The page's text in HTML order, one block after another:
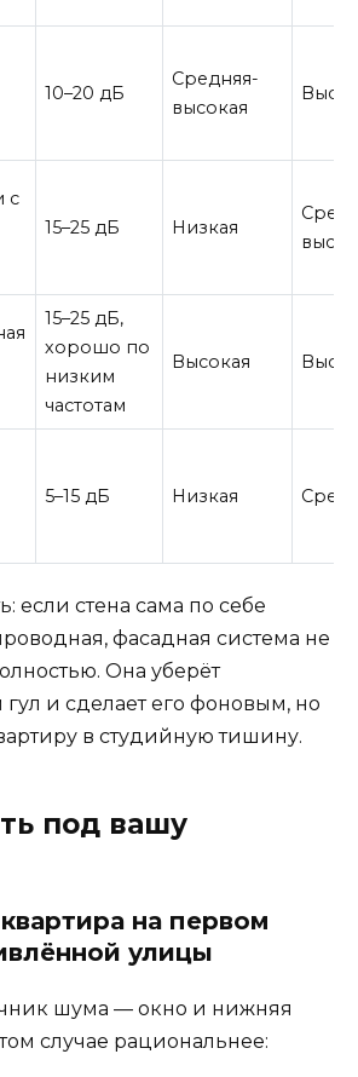
10–20 дБ
Средняя-
высокая
с
15–25 дБ Низкая
15–25 дБ,
хорошо по
низким
частотам
Высокая
5–15 дБ Низкая
если стена сама по себе
фасадная система не
Она уберёт
и сделает его фоновым, но
в студийную тишину.
под вашу
на первом
улицы
шума — окно и нижняя
случае рациональнее: